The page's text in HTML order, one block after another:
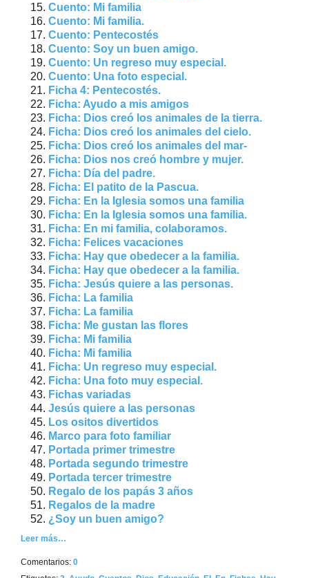
Cuento: Mi familia
Cuento: Mi familia.
Cuento: Pentecostés
Cuento: Soy un buen amigo.
Cuento: Un regreso muy especial.
Cuento: Una foto especial.
Ficha 4: Pentecostés.
Ficha: Ayudo a mis amigos
Ficha: Dios creó los animales de la tierra.
Ficha: Dios creó los animales del cielo.
Ficha: Dios creó los animales del mar-
Ficha: Dios nos creó hombre y mujer.
Ficha: Día del padre.
Ficha: El patito de la Pascua.
Ficha: En la Iglesia somos una familia
Ficha: En la Iglesia somos una familia.
Ficha: En mi familia, colaboramos.
Ficha: Felices vacaciones
Ficha: Hay que obedecer a la familia.
Ficha: Hay que obedecer a la familia.
Ficha: Jesús quiere a las personas.
Ficha: La familia
Ficha: La familia
Ficha: Me gustan las flores
Ficha: Mi familia
Ficha: Mi familia
Ficha: Un regreso muy especial.
Ficha: Una foto muy especial.
Fichas variadas
Jesús quiere a las personas
Los ositos divertidos
Marco para foto familiar
Portada primer trimestre
Portada segundo trimestre
Portada tercer trimestre
Regalo de los papás 3 años
Regalos de la madre
¿Soy un buen amigo?
Leer más…
Comentarios: 0